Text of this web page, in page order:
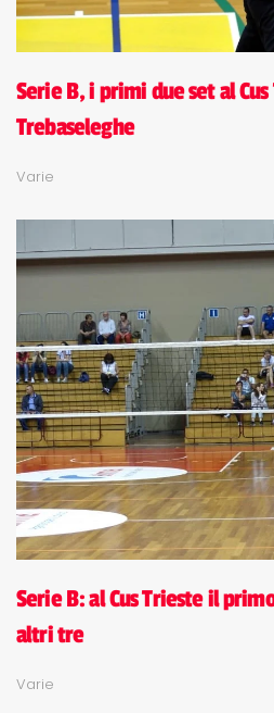
Serie B, i primi due set al
Trebaseleghe
Varie
Serie B: al Cus Trieste il
altri tre
Varie